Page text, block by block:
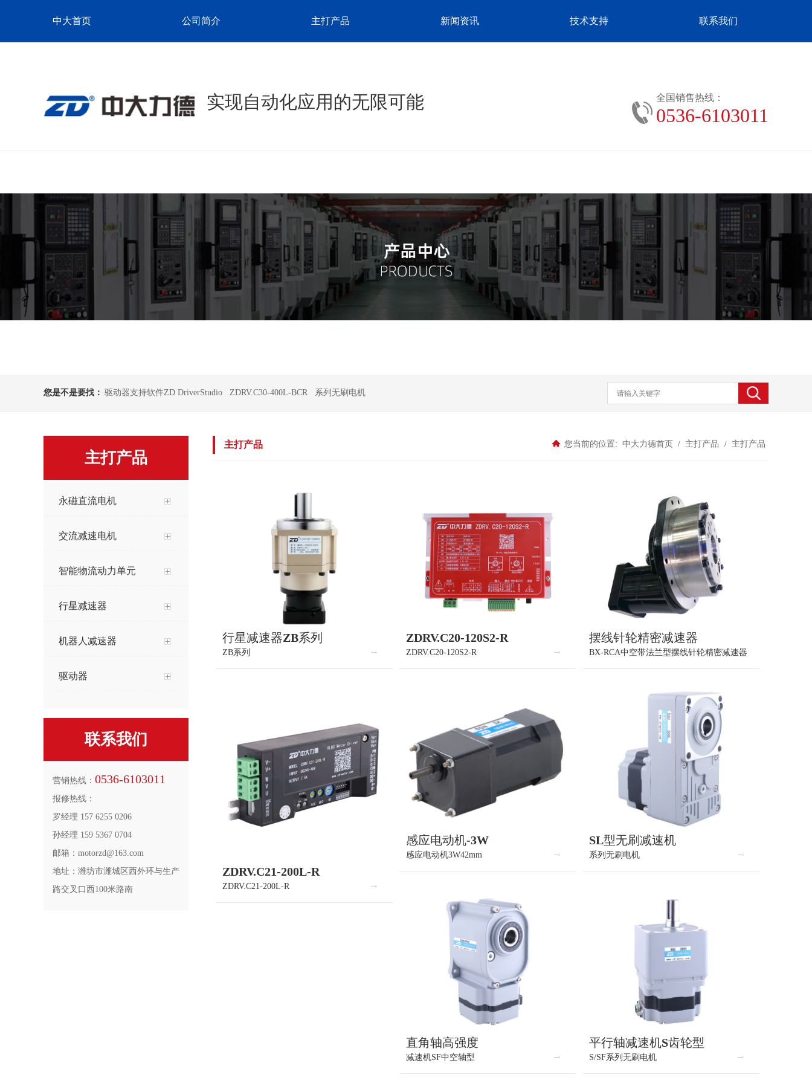
中大首页 公司简介 主打产品 新闻资讯 技术支持 联系我们
实现自动化应用的无限可能 全国销售热线：
0536-6103011
您是不是要找： 驱动器支持软件ZD DriverStudio ZDRV.C30-400L-BCR 系列无刷电机
主打产品
永磁直流电机
交流减速电机
智能物流动力单元
行星减速器
机器人减速器
驱动器
联系我们
营销热线： 0536-6103011
报修热线：
罗经理 157 6255 0206
孙经理 159 5367 0704
邮箱：motorzd@163.com
地址：潍坊市潍城区西外环与生产
路交叉口西100米路南
主打产品 中大力德首页 / 主打产品 / 主打产品
行星减速器ZB系列
ZB系列
ZDRV.C20-120S2-R
ZDRV.C20-120S2-R
摆线针轮精密减速器
BX-RCA中空带法兰型摆线针轮精密减速器
ZDRV.C21-200L-R
ZDRV.C21-200L-R
感应电动机-3W
感应电动机3W42mm
SL型无刷减速机
系列无刷电机
直角轴高强度
减速机SF中空轴型
平行轴减速机S齿轮型
S/SF系列无刷电机